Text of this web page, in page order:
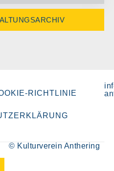
RICHTLINIE
© Kulturverein Anthering